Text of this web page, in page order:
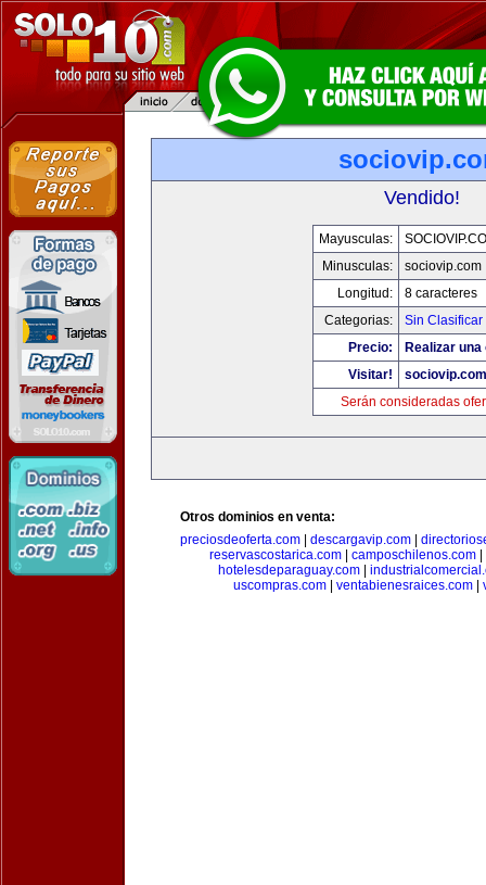
Vendido!
Mayusculas:
Minusculas:
sociovip.com
Longitud:
8 caracteres
Categorias:
Sin Clasificar
Precio:
Realizar
Visitar!
sociovip.com
Serán consideradas
Otros dominios en venta:
preciosdeoferta.com
descargavip.com
reservascostarica.com
camposchilenos.com
hotelesdeparaguay.com|
uscompras.com| ventabienesraices.com|